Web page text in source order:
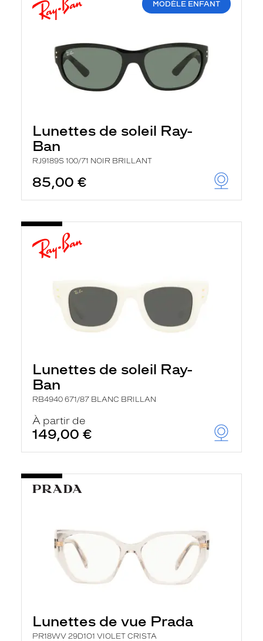
MODÈLE ENFANT
Lunettes de soleil Ray-
Ban
RJ9189S 100/71 NOIR BRILLANT
85,00 €
Lunettes de soleil Ray-
Ban
RB4940 671/87 BLANC BRILLAN
À partir de
149,00 €
Lunettes de vue Prada
PR18WV 29D1O1 VIOLET CRISTA